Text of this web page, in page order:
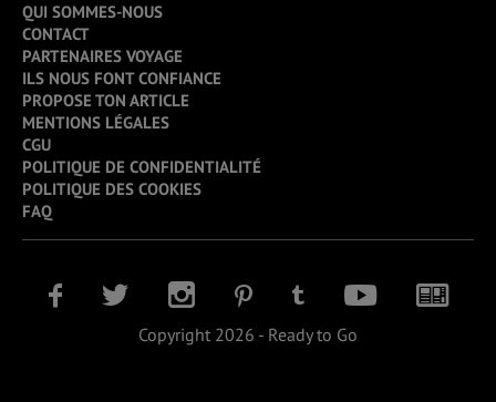
QUI SOMMES-NOUS
CONTACT
PARTENAIRES VOYAGE
ILS NOUS FONT CONFIANCE
PROPOSE TON ARTICLE
MENTIONS LÉGALES
CGU
POLITIQUE DE CONFIDENTIALITÉ
POLITIQUE DES COOKIES
FAQ
Copyright 2026 - Ready to Go